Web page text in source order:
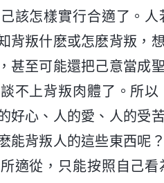
該怎樣實行合適了。
背叛什麽或怎麽背叛，
甚至可能還把己意當成
不上背叛肉體了。所
好心、人的愛、人的受
能背叛人的這些東西呢
適從，只能按照自己